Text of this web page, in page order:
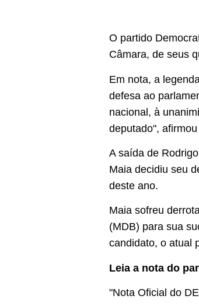
O partido
Câmara, de seus
Em nota, a
defesa ao
nacional, à
deputado",
A saída de
Maia decidiu seu
deste ano.
Maia sofreu
(MDB) para sua
candidato, o atual
Leia a nota do
"Nota Oficial do